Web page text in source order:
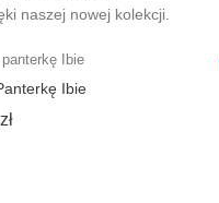
naszej nowej kolekcji.
Ibie
Cena